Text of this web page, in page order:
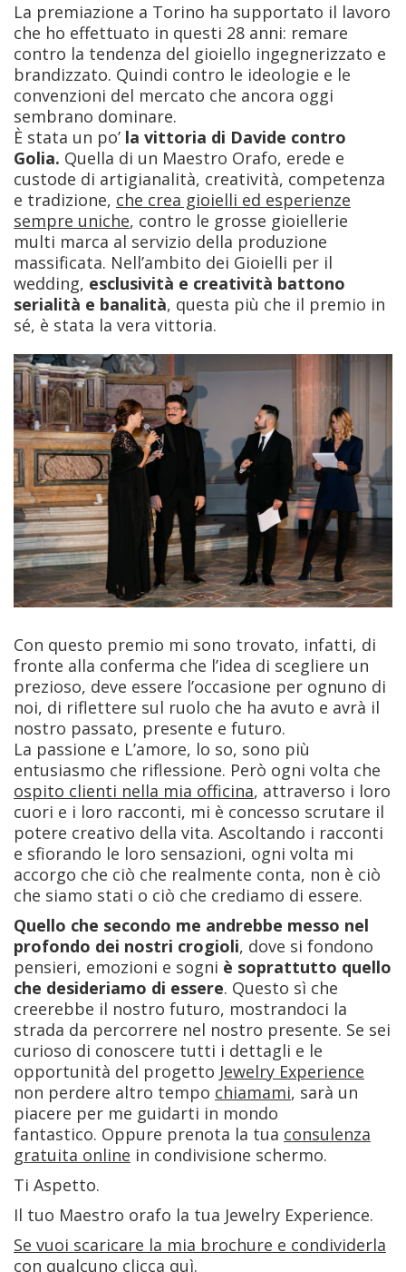
La premiazione a Torino ha supportato il lavoro
che ho effettuato in questi 28 anni: remare
contro la tendenza del gioiello ingegnerizzato e
brandizzato. Quindi contro le ideologie e le
convenzioni del mercato che ancora oggi
sembrano dominare.
È stata un po’ la vittoria di Davide contro
Golia. Quella di un Maestro Orafo, erede e
custode di artigianalità, creatività, competenza
e tradizione, che crea gioielli ed esperienze
sempre uniche, contro le grosse gioiellerie
multi marca al servizio della produzione
massificata. Nell’ambito dei Gioielli per il
wedding, esclusività e creatività battono
serialità e banalità, questa più che il premio in
sé, è stata la vera vittoria.
Con questo premio mi sono trovato, infatti, di
fronte alla conferma che l’idea di scegliere un
prezioso, deve essere l’occasione per ognuno di
noi, di riflettere sul ruolo che ha avuto e avrà il
nostro passato, presente e futuro.
La passione e L’amore, lo so, sono più
entusiasmo che riflessione. Però ogni volta che
ospito clienti nella mia officina, attraverso i loro
cuori e i loro racconti, mi è concesso scrutare il
potere creativo della vita. Ascoltando i racconti
e sfiorando le loro sensazioni, ogni volta mi
accorgo che ciò che realmente conta, non è ciò
che siamo stati o ciò che crediamo di essere.
Quello che secondo me andrebbe messo nel
profondo dei nostri crogioli, dove si fondono
pensieri, emozioni e sogni è soprattutto quello
che desideriamo di essere. Questo sì che
creerebbe il nostro futuro, mostrandoci la
strada da percorrere nel nostro presente. Se sei
curioso di conoscere tutti i dettagli e le
opportunità del progetto Jewelry Experience
non perdere altro tempo chiamami, sarà un
piacere per me guidarti in mondo
fantastico. Oppure prenota la tua consulenza
gratuita online in condivisione schermo.
Ti Aspetto.
Il tuo Maestro orafo la tua Jewelry Experience.
Se vuoi scaricare la mia brochure e condividerla
con qualcuno clicca quì.